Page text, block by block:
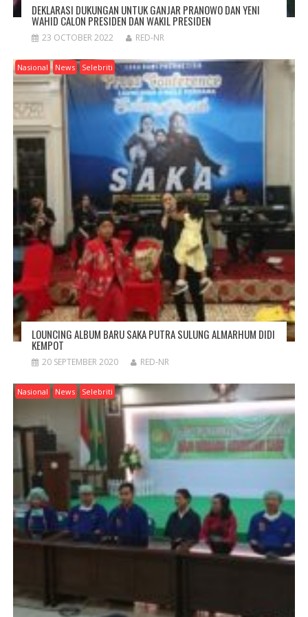
DEKLARASI DUKUNGAN UNTUK GANJAR PRANOWO DAN YENI
WAHID CALON PRESIDEN DAN WAKIL PRESIDEN
23 OCTOBER 2022 RED-NR
Nasional News Selebriti
LOUNCING ALBUM BARU SAKA PUTRA SULUNG ALMARHUM DIDI
KEMPOT
20 SEPTEMBER 2020 RED-NR
Nasional News Selebriti